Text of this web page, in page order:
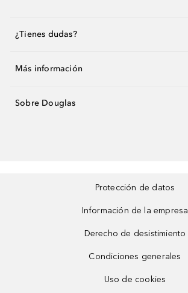
¿Tienes dudas?
Más información
Sobre Douglas
Protección de datos
Información de la empresa
Derecho de desistimiento
Condiciones generales
Uso de cookies